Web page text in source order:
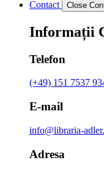
Contact
Close
Informații
Telefon
(+49) 151 7537
E-mail
info@libraria-
Adresa